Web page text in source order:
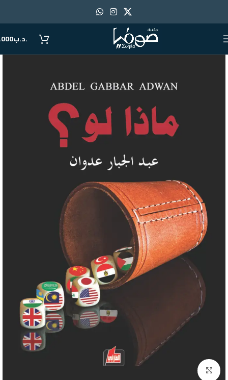
.د.ب
Click to enlarge